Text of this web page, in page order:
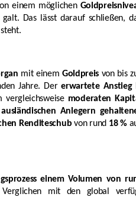
einem möglichen
Das lässt darauf schließen,
mit einem Goldpreis von bis
Jahre. Dererwartete Anstieg
vergleichsweise moderaten
ausländischen Anlegern
Renditeschub von rund 18 %
einem Volumen von
mit den global